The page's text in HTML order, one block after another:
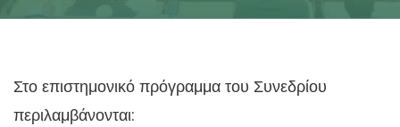
Στο επιστημονικό πρόγραμμα του Συνεδρίου
περιλαμβάνονται: